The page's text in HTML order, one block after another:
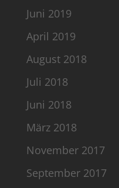
Juni 2019
April 2019
August 2018
Juli 2018
Juni 2018
März 2018
November 2017
September 2017